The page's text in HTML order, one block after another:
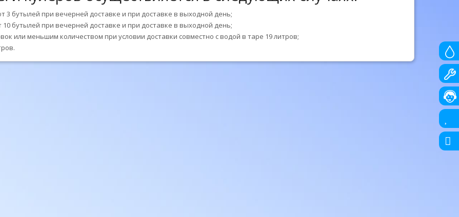
3 бутылей при вечерней доставке и при доставке в выходной день;
бутылей при вечерней доставке и при доставке в выходной день;
или меньшим количеством при условии доставки совместно с водой в таре 19 литров;